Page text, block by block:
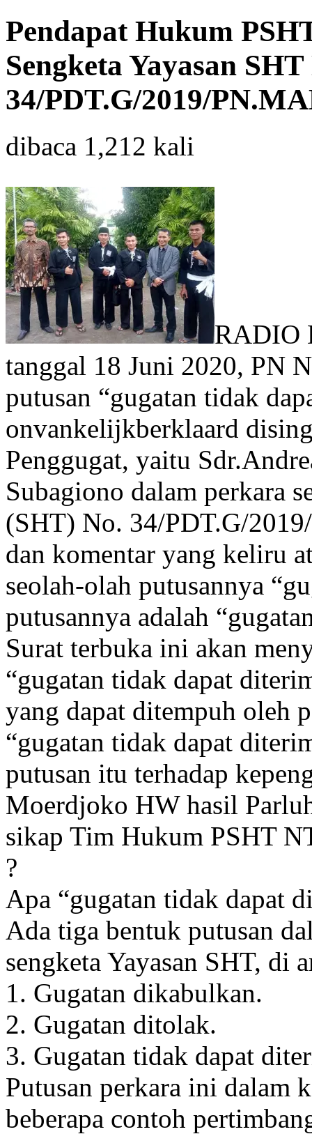
Pendapat Hukum
Sengketa Yayasan SHT
34/PDT.G/2019/
dibaca 1,212 kali
RADIO
tanggal 18 Juni 2020, PN
putusan “gugatan tidak
onvankelijkberklaard
Penggugat, yaitu
Subagiono dalam perkara
(SHT) No. 34/PDT.G/
dan komentar yang keliru
seolah-olah putusannya
putusannya adalah
Surat terbuka ini akan
“gugatan tidak dapat
yang dapat ditempuh oleh
“gugatan tidak dapat
putusan itu terhadap
Moerdjoko HW hasil
sikap Tim Hukum PSHT
?
Apa “gugatan tidak dapat
Ada tiga bentuk putusan
sengketa Yayasan SHT, di
1. Gugatan dikabulkan.
2. Gugatan ditolak.
3. Gugatan tidak dapat
Putusan perkara ini dalam
beberapa contoh